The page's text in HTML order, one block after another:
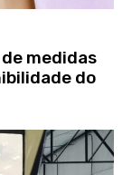
medidas
do